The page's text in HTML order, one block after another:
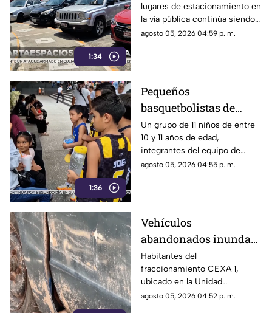
1:34
estacionarse en la
Costera de Acapulco
lugares de estacionamiento en
la vía pública continúa siendo
un tema de constante debate y
Miguel Alemán.
agosto 05, 2026 04:59 p. m.
1:36
Pequeños
basquetbolistas de
Chilpancingo buscan
apoyo para competir en
torneo nacional en
Veracruz
Un grupo de 11 niños de entre
10 y 11 años de edad,
integrantes del equipo de
básquetbol Panteras de
a cabo en Orizaba, Veracruz,
del 19 al 23 de agosto.
agosto 05, 2026 04:55 p. m.
Vehículos
abandonados inundan
la Unidad Habitacional
Colosio: Vecinos
denuncian foco de
infección e inseguridad
Habitantes del
fraccionamiento CEXA 1,
ubicado en la Unidad
Habitacional Colosio, han
agosto 05, 2026 04:52 p. m.